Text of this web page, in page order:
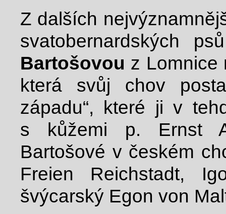
Z dalších
svatobernardských
Bartošovou z
která svůj chov
západu“, které ji v
s kůžemi p. Ernst
Bartošové v českém
Freien Reichstadt,
švýcarský Egon von